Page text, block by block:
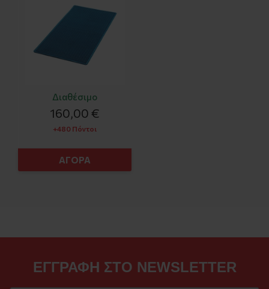
Διαθέσιμο
160,00 €
+480 Πόντοι
ΑΓΟΡΑ
ΕΓΓΡΑΦΗ ΣΤΟ NEWSLETTER